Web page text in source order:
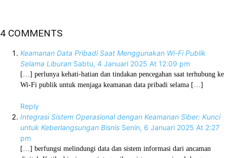
4 COMMENTS
Keamanan Data Pribadi Saat Menggunakan Wi-Fi Publik
Selama Liburan Sabtu, 4 Januari 2025 At 12:09 pm
[…] perlunya kehati-hatian dan tindakan pencegahan saat terhubung ke
Wi-Fi publik untuk menjaga keamanan data pribadi selama […]
Reply
Integrasi Sistem Operasional dengan Keamanan Siber: Kunci
untuk Keberlangsungan Bisnis Senin, 6 Januari 2025 At 2:27
pm
[…] berfungsi melindungi data dan sistem informasi dari ancaman